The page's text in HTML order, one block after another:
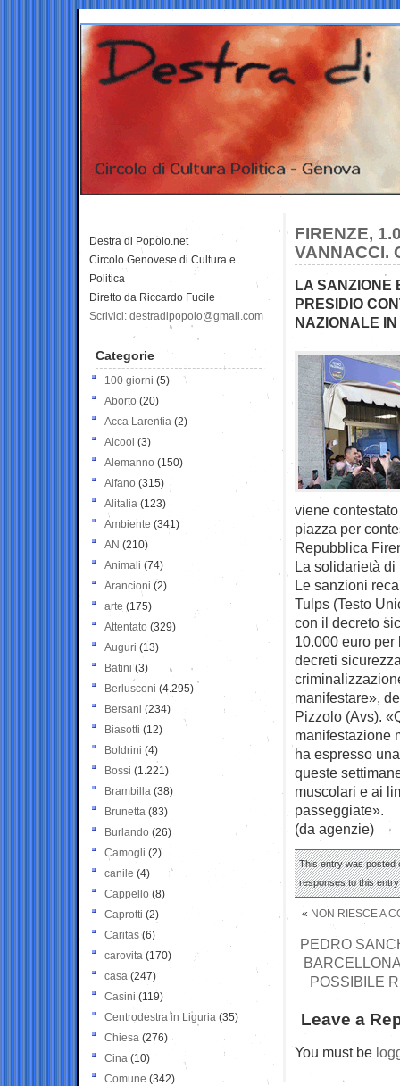
FIRENZE,
VANNACCI.
LA SANZIONE
PRESIDIO
NAZIONALE IN
viene
piazza per
Repubblica
La solidarietà di
Le sanzioni
Tulps (Testo
con il decreto
10.000 euro
decreti
manifestare»,
Pizzolo (Avs).
manifestazione
ha espresso
queste
muscolari e ai
passeggiate».
(da agenzie)
This entry was posted
responses to this
« NON RIESCE A
PEDRO
POSSIBILE
Leave a
You must be
Destra di Popolo.net
Circolo Genovese di Cultura e
Politica
Diretto da Riccardo Fucile
Scrivici: destradipopolo@gmail.com
Categorie
100 giorni (5)
Aborto (20)
Acca Larentia (2)
Alcool (3)
Alemanno (150)
Alfano (315)
Alitalia (123)
Ambiente (341)
AN (210)
Animali (74)
Arancioni (2)
arte (175)
Attentato (329)
Auguri (13)
Batini (3)
Berlusconi (4.295)
Bersani (234)
Biasotti (12)
Boldrini (4)
Bossi (1.221)
Brambilla (38)
Brunetta (83)
Burlando (26)
Camogli (2)
canile (4)
Cappello (8)
Caprotti (2)
Caritas (6)
carovita (170)
casa (247)
Casini (119)
Centrodestra in Liguria (35)
Chiesa (276)
Cina (10)
Comune (342)